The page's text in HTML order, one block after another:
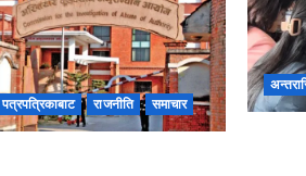
पत्रपत्रिकाबाट राजनीति समाचार